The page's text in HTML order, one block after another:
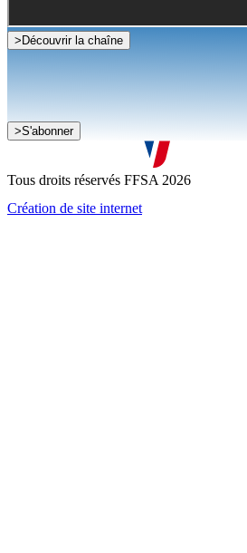
> Découvrir la chaîne
Je souhaite recevoir la newsletter de la
J'accepte que mes informations soient
>S'abonner
Tous droits réservés FFSA 2026
Création de site internet